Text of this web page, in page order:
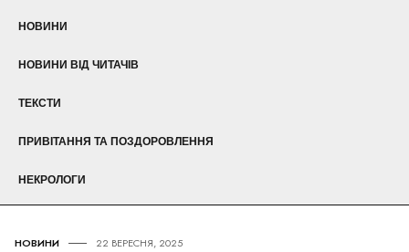
НОВИНИ
НОВИНИ ВІД ЧИТАЧІВ
ТЕКСТИ
ПРИВІТАННЯ ТА ПОЗДОРОВЛЕННЯ
НЕКРОЛОГИ
НОВИНИ 22 ВЕРЕСНЯ, 2025